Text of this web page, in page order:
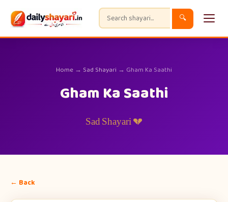
🔍
Home → Sad Shayari → Gham Ka Saathi
Gham Ka Saathi
💔 Sad Shayari
← Back